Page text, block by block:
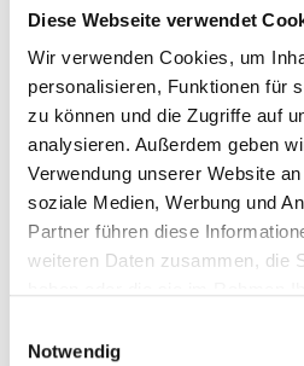
Diese Webseite verwendet
Wir verwenden Cookies, um
personalisieren, Funktionen für
zu können und die Zugriffe auf
analysieren. Außerdem geben
Verwendung unserer Website
soziale Medien, Werbung und
Partner führen diese
weiteren Daten zusammen, die
Notwendig
umrandet, auf der alte
Wachgebäude zu
Ihres Tagesziels Vejle ist
innerhalb der Stadt
von vielen Orten der
beherbergt ein Museum
Bei einem Spaziergang
moderne und
Bølgenbeeindrucken.
7. Tag: Vejle –